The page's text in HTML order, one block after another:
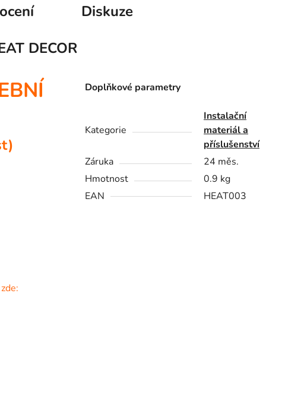
Diskuze
DECOR
zde:
Doplňkové parametry
Kategorie
Instalační
materiál a
příslušenství
Záruka
24 měs.
Hmotnost
0.9 kg
EAN
HEAT003